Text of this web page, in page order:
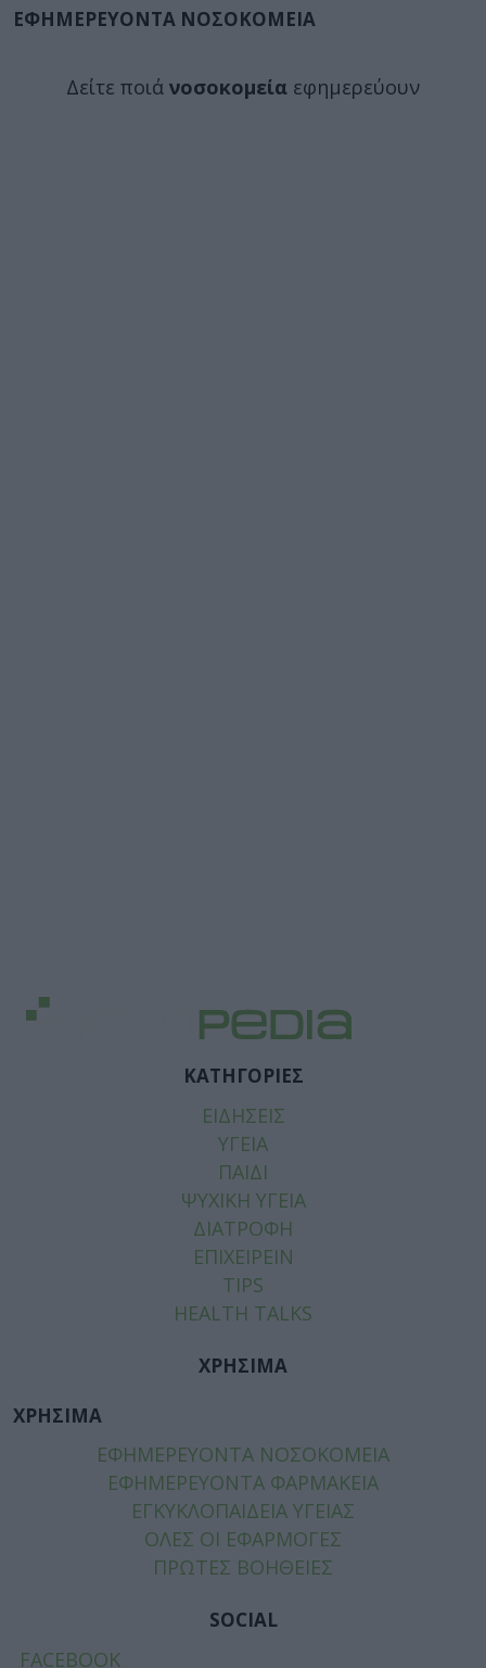
ΕΦΗΜΕΡΕΥΟΝΤΑ ΝΟΣΟΚΟΜΕΙΑ
Δείτε ποιά νοσοκομεία εφημερεύουν
ΚΑΤΗΓΟΡΙΕΣ
ΕΙΔΗΣΕΙΣ
ΥΓΕΙΑ
ΠΑΙΔΙ
ΨΥΧΙΚΗ ΥΓΕΙΑ
ΔΙΑΤΡΟΦΗ
ΕΠΙΧΕΙΡΕΙΝ
TIPS
HEALTH TALKS
ΧΡΗΣΙΜΑ
ΧΡΗΣΙΜΑ
ΕΦΗΜΕΡΕΥΟΝΤΑ ΝΟΣΟΚΟΜΕΙΑ
ΕΦΗΜΕΡΕΥΟΝΤΑ ΦΑΡΜΑΚΕΙΑ
ΕΓΚΥΚΛΟΠΑΙΔΕΙΑ ΥΓΕΙΑΣ
ΟΛΕΣ ΟΙ ΕΦΑΡΜΟΓΕΣ
ΠΡΩΤΕΣ ΒΟΗΘΕΙΕΣ
SOCIAL
FACEBOOK